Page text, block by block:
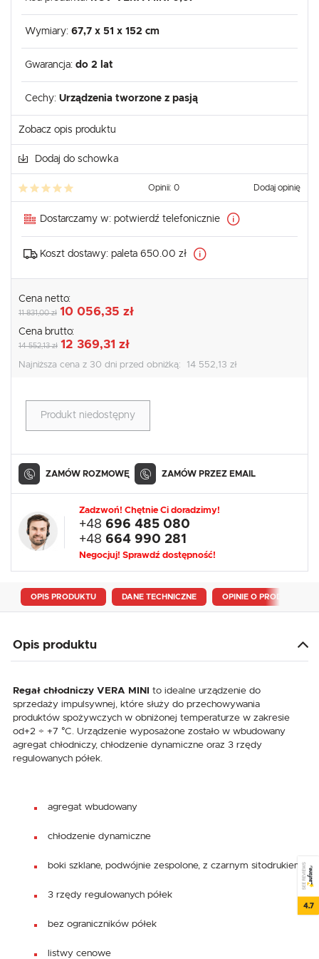
Wymiary: 67,7 x 51 x 152 cm
Gwarancja: do 2 lat
Cechy: Urządzenia tworzone z pasją
Zobacz opis produktu
Dodaj do schowka
Opinii: 0 Dodaj opinię
Dostarczamy w: potwierdź telefonicznie
Koszt dostawy: paleta 650.00 zł
Cena netto:
11 831,00 zł 10 056,35 zł
Cena brutto:
14 552,13 zł 12 369,31 zł
Najniższa cena z 30 dni przed obniżką: 14 552,13 zł
Produkt niedostępny
ZAMÓW ROZMOWĘ ZAMÓW PRZEZ EMAIL
Zadzwoń! Chętnie Ci doradzimy!
+48 696 485 080
+48 664 990 281
Negocjuj! Sprawdź dostępność!
OPIS PRODUKTU DANE TECHNICZNE OPINIE O PRODUKCIE
Opis produktu
Regał chłodniczy VERA MINI to idealne urządzenie do
sprzedaży impulsywnej, które służy do przechowywania
produktów spożywczych w obniżonej temperaturze w zakresie
od+2 ÷ +7 °C. Urządzenie wyposażone zostało w wbudowany
agregat chłodniczy, chłodzenie dynamiczne oraz 3 rzędy
regulowanych półek.
agregat wbudowany
chłodzenie dynamiczne
boki szklane, podwójnie zespolone, z czarnym sitodrukiem
3 rzędy regulowanych półek
bez ograniczników półek
listwy cenowe
SEE REVIEWS
4.7